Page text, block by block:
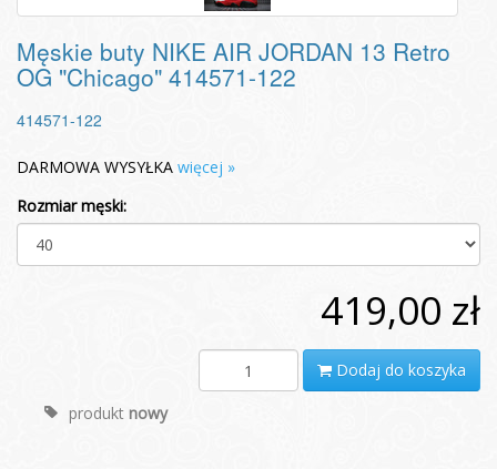
Męskie buty NIKE AIR JORDAN 13 Retro
OG "Chicago" 414571-122
414571-122
DARMOWA WYSYŁKA więcej »
Rozmiar męski:
419,00 zł
Dodaj do koszyka
produkt nowy